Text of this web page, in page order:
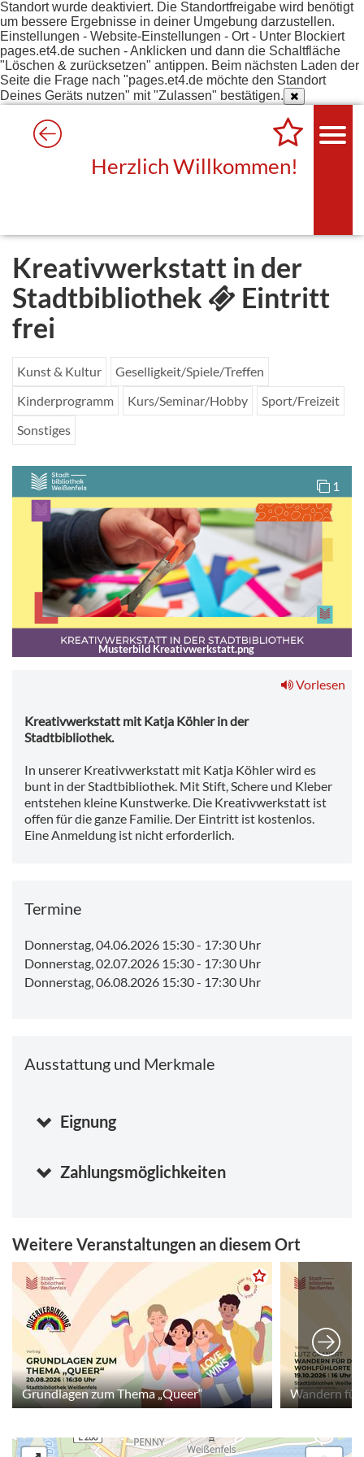
Standort wurde deaktiviert. Die Standortfreigabe wird benötigt
um bessere Ergebnisse in deiner Umgebung darzustellen.
Einstellungen - Website-Einstellungen - Ort - Unter Blockiert
pages.et4.de suchen - Anklicken und dann die Schaltfläche
"Löschen & zurücksetzen" antippen. Beim nächsten Laden der
Seite die Frage nach "pages.et4.de möchte den Standort
Deines Geräts nutzen" mit "Zulassen" bestätigen.
Herzlich Willkommen!
Kreativwerkstatt in der
Stadtbibliothek
Eintritt
frei
Kunst & Kultur
Geselligkeit/Spiele/Treffen
Kinderprogramm
Kurs/Seminar/Hobby
Sport/Freizeit
Sonstiges
Musterbild Kreativwerkstatt.png
1
Vorlesen
Kreativwerkstatt mit Katja Köhler in der
Stadtbibliothek.
In unserer Kreativwerkstatt mit Katja Köhler wird es
bunt in der Stadtbibliothek. Mit Stift, Schere und Kleber
entstehen kleine Kunstwerke. Die Kreativwerkstatt ist
offen für die ganze Familie. Der Eintritt ist kostenlos.
Eine Anmeldung ist nicht erforderlich.
Termine
Donnerstag, 04.06.2026 15:30- 17:30 Uhr
Donnerstag, 02.07.2026 15:30- 17:30 Uhr
Donnerstag, 06.08.2026 15:30- 17:30 Uhr
Ausstattung und Merkmale
Eignung
Zahlungsmöglichkeiten
Weitere Veranstaltungen an diesem Ort
Grundlagen zum Thema „Queer“